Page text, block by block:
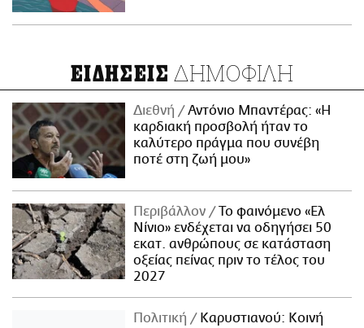
ΕΙΔΗΣΕΙΣ ΔΗΜΟΦΙΛΗ
Διεθνή
Αντόνιο Μπαντέρας: «Η
καρδιακή προσβολή ήταν το
καλύτερο πράγμα που συνέβη
ποτέ στη ζωή μου»
Περιβάλλον
Το φαινόμενο «Ελ
Νίνιο» ενδέχεται να οδηγήσει 50
εκατ. ανθρώπους σε κατάσταση
οξείας πείνας πριν το τέλος του
2027
Πολιτική
Καρυστιανού: Κοινή